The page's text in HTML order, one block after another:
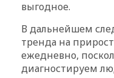
выгодное.
В дальнейшем
тренда на
ежедневно,
диагностируем